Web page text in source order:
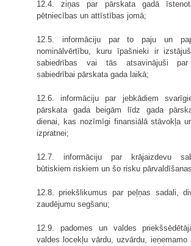
12.4. ziņas par pārskata gadā
pētniecības un attīstības jomā;
12.5. informāciju par to paju un
nominālvērtību, kuru īpašnieki ir
sabiedrības vai tās atsavinājuši par
sabiedrībai pārskata gada laikā;
12.6. informāciju par jebkādiem
pārskata gada beigām līdz gada
dienai, kas nozīmīgi finansiālā stāvokļa
izpratnei;
12.7. informāciju par krājaizdevu
būtiskiem riskiem un šo risku
12.8. priekšlikumus par peļņas sadali,
zaudējumu segšanu;
12.9. padomes un valdes
valdes locekļu vārdu, uzvārdu,